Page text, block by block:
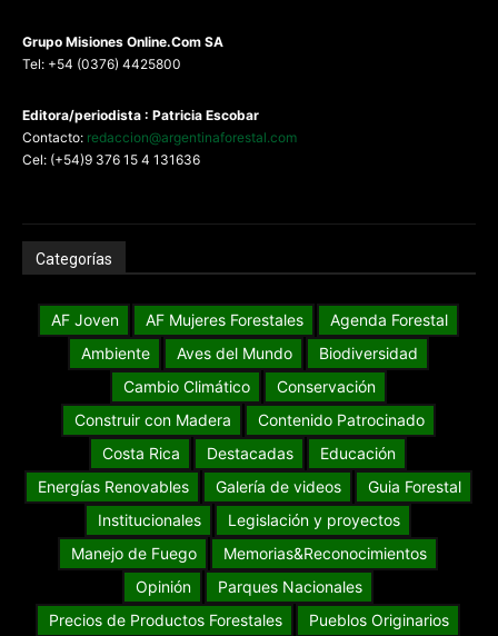
Grupo Misiones Online.Com SA
Tel: +54 (0376) 4425800
Editora/periodista : Patricia Escobar
Contacto: redaccion@argentinaforestal.com
Cel: (+54)9 376 15 4 131636
Categorías
AF Joven AF Mujeres Forestales
Agenda Forestal
Ambiente
Aves del Mundo
Biodiversidad
Cambio Climático
Conservación
Construir con Madera
Contenido Patrocinado
Costa Rica
Destacadas
Educación
Energías Renovables
Galería de videos
Guia Forestal
Institucionales
Legislación y proyectos
Manejo de Fuego
Memorias&Reconocimientos
Opinión
Parques Nacionales
Precios de Productos Forestales
Pueblos Originarios